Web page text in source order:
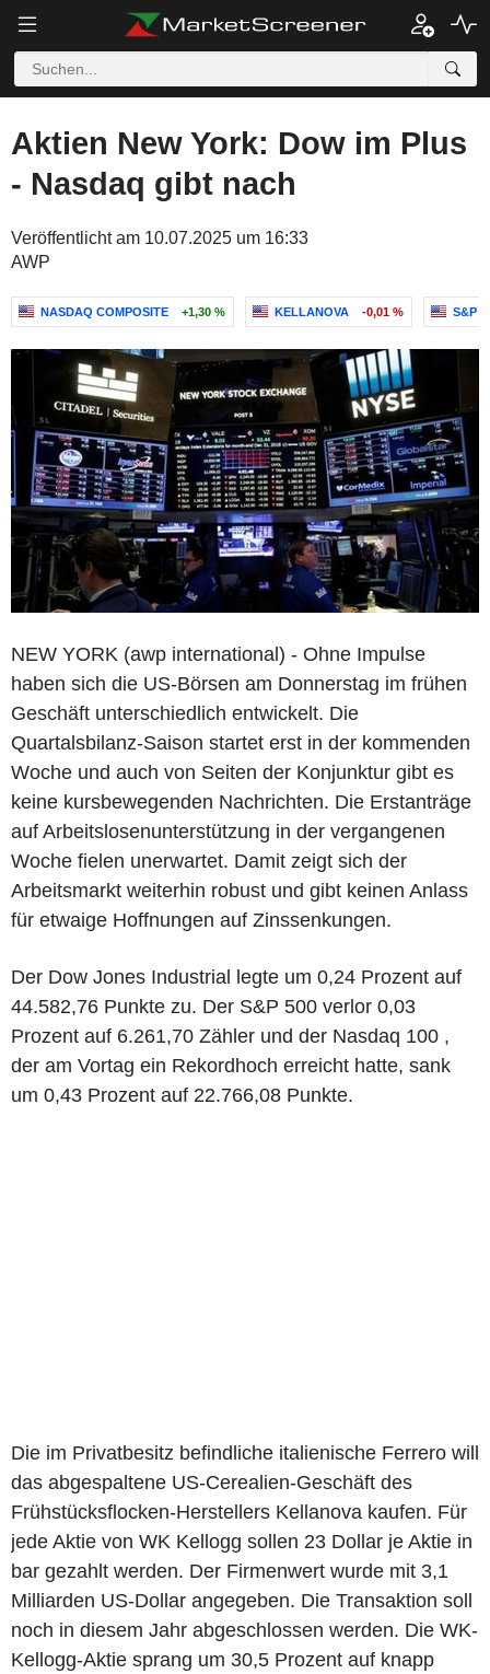
Aktien New York: Dow im Plus
- Nasdaq gibt nach
Veröffentlicht am 10.07.2025 um 16:33
AWP
NASDAQ COMPOSITE +1,30 % KELLANOVA -0,01 % S&P
NEW YORK (awp international) - Ohne Impulse
haben sich die US-Börsen am Donnerstag im frühen
Geschäft unterschiedlich entwickelt. Die
Quartalsbilanz-Saison startet erst in der kommenden
Woche und auch von Seiten der Konjunktur gibt es
keine kursbewegenden Nachrichten. Die Erstanträge
auf Arbeitslosenunterstützung in der vergangenen
Woche fielen unerwartet. Damit zeigt sich der
Arbeitsmarkt weiterhin robust und gibt keinen Anlass
für etwaige Hoffnungen auf Zinssenkungen.
Der Dow Jones Industrial legte um 0,24 Prozent auf
44.582,76 Punkte zu. Der S&P 500 verlor 0,03
Prozent auf 6.261,70 Zähler und der Nasdaq 100 ,
der am Vortag ein Rekordhoch erreicht hatte, sank
um 0,43 Prozent auf 22.766,08 Punkte.
Die im Privatbesitz befindliche italienische Ferrero will
das abgespaltene US-Cerealien-Geschäft des
Frühstücksflocken-Herstellers Kellanova kaufen. Für
jede Aktie von WK Kellogg sollen 23 Dollar je Aktie in
bar gezahlt werden. Der Firmenwert wurde mit 3,1
Milliarden US-Dollar angegeben. Die Transaktion soll
noch in diesem Jahr abgeschlossen werden. Die WK-
Kellogg-Aktie sprang um 30,5 Prozent auf knapp